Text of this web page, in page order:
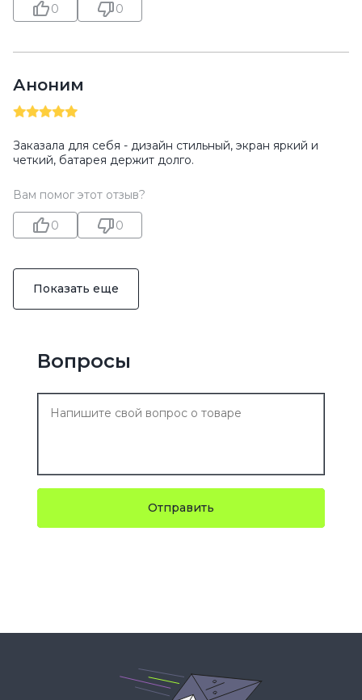
0 0
Аноним
Заказала для себя - дизайн стильный, экран яркий и
четкий, батарея держит долго.
Вам помог этот отзыв?
0 0
Показать еще
Вопросы
Отправить